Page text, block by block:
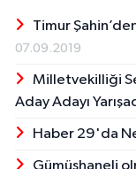
Timur
07.09.2019
Milletvekilliği
Aday Adayı
Haber 29'da